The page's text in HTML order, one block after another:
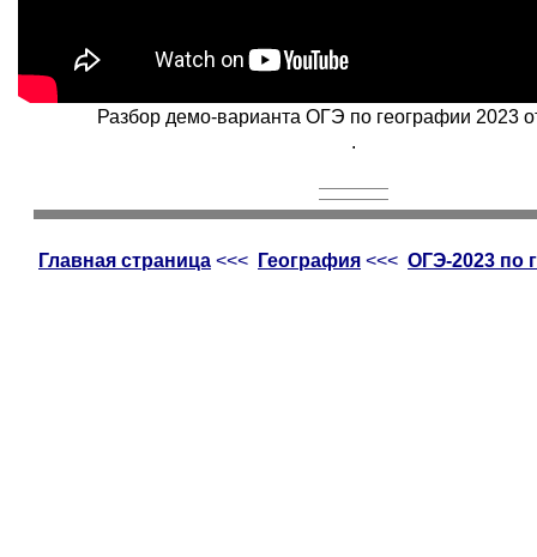
Разбор демо-варианта ОГЭ по географии 2023
.
Главная страница <<< География <<< ОГЭ-2023 по